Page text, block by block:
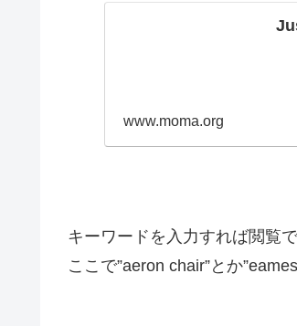
www.moma.org
キーワードを入力すれば閲覧で
ここで”aeron chair”とか